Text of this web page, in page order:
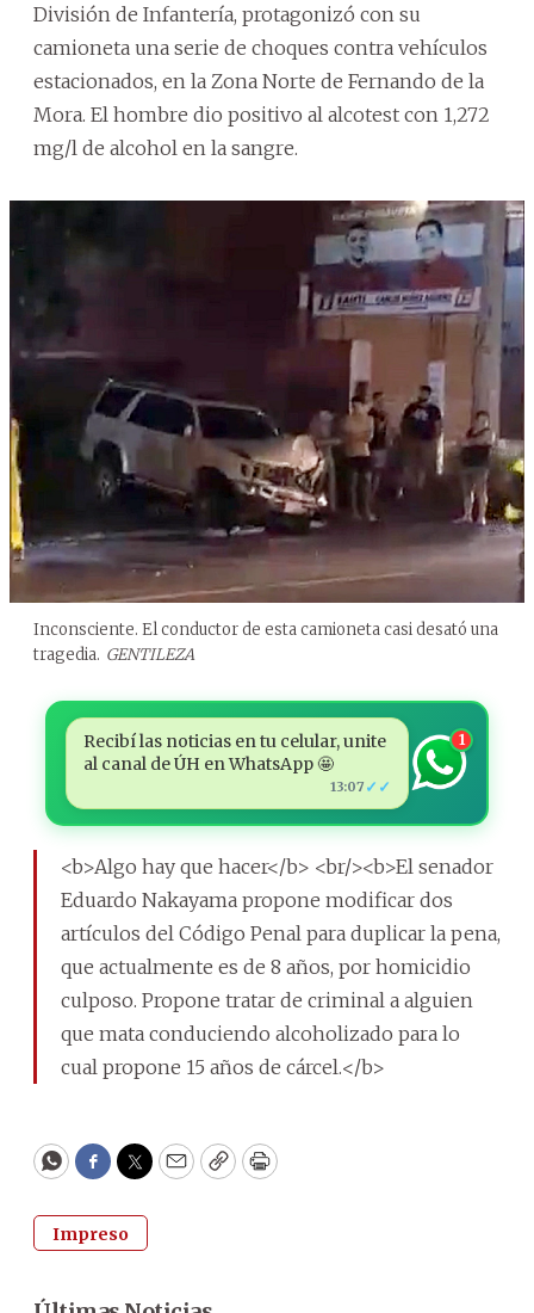
División de Infantería, protagonizó con su
camioneta una serie de choques contra vehículos
estacionados, en la Zona Norte de Fernando de la
Mora. El hombre dio positivo al alcotest con 1,272
mg/l de alcohol en la sangre.
Inconsciente. El conductor de esta camioneta casi desató una
tragedia. GENTILEZA
Recibí las noticias en tu celular, unite
al canal de ÚH en WhatsApp 🤩
13:07 ✓✓
1
<b>Algo hay que hacer</b> <br/><b>El senador
Eduardo Nakayama propone modificar dos
artículos del Código Penal para duplicar la pena,
que actualmente es de 8 años, por homicidio
culposo. Propone tratar de criminal a alguien
que mata conduciendo alcoholizado para lo
cual propone 15 años de cárcel.</b>
WhatsApp
Facebook
Twitter
EmailCopyPrint
Impreso